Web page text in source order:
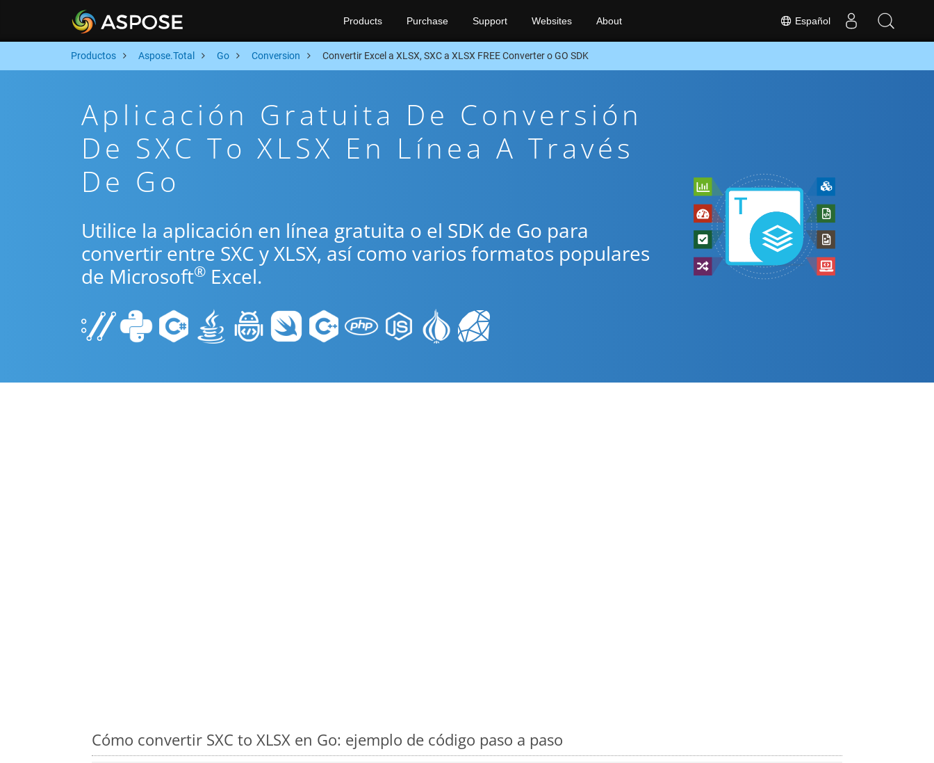
Español
Products Purchase Support Websites About
Productos Aspose.Total Go Conversion Convertir Excel a XLSX, SXC a XLSX FREE Converter o GO SDK
Aplicación Gratuita De Conversión
De SXC To XLSX En Línea A Través
De Go
Utilice la aplicación en línea gratuita o el SDK de Go para
convertir entre SXC y XLSX, así como varios formatos populares
de Microsoft® Excel.
Cómo convertir SXC to XLSX en Go: ejemplo de código paso a paso